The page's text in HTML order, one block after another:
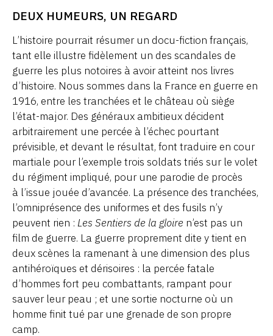
DEUX HUMEURS, UN REGARD
L’histoire pourrait résumer un docu-fiction français,
tant elle illustre fidèlement un des scandales de
guerre les plus notoires à avoir atteint nos livres
d’histoire. Nous sommes dans la France en guerre en
1916, entre les tranchées et le château où siège
l’état-major. Des généraux ambitieux décident
arbitrairement une percée à l’échec pourtant
prévisible, et devant le résultat, font traduire en cour
martiale pour l’exemple trois soldats triés sur le volet
du régiment impliqué, pour une parodie de procès
à l’issue jouée d’avancée. La présence des tranchées,
l’omniprésence des uniformes et des fusils n’y
peuvent rien : Les Sentiers de la gloire n’est pas un
film de guerre. La guerre proprement dite y tient en
deux scènes la ramenant à une dimension des plus
antihéroïques et dérisoires : la percée fatale
d’hommes fort peu combattants, rampant pour
sauver leur peau ; et une sortie nocturne où un
homme finit tué par une grenade de son propre
camp.